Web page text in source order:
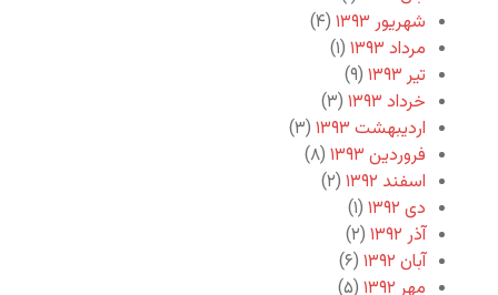
شهریور ۱۳۹۳
(۴)
مرداد ۱۳۹۳
(۱)
تیر ۱۳۹۳
(۹)
خرداد ۱۳۹۳
(۳)
اردیبهشت ۱۳۹۳
(۳)
فروردین ۱۳۹۳
(۸)
اسفند ۱۳۹۲
(۲)
دی ۱۳۹۲
(۱)
آذر ۱۳۹۲
(۲)
آبان ۱۳۹۲
(۶)
مهر ۱۳۹۲
(۵)